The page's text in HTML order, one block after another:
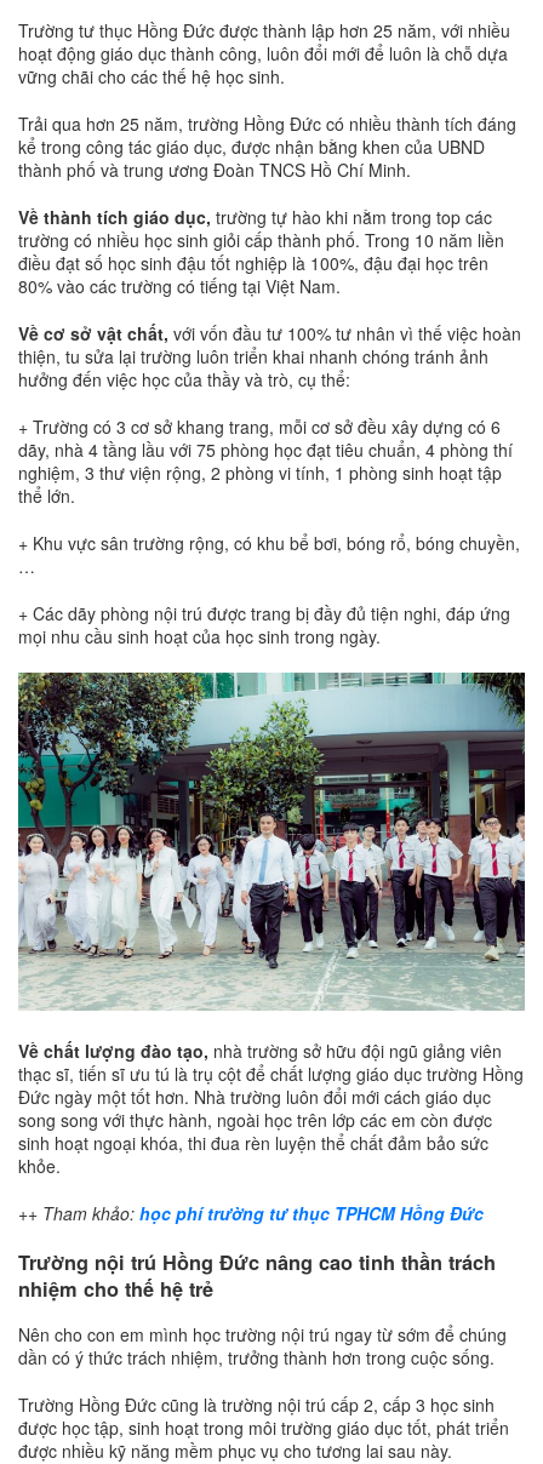
Trường tư thục Hồng Đức được thành lập hơn 25 năm, với nhiều
hoạt động giáo dục thành công, luôn đổi mới để luôn là chỗ dựa
vững chãi cho các thế hệ học sinh.
Trải qua hơn 25 năm, trường Hồng Đức có nhiều thành tích đáng
kể trong công tác giáo dục, được nhận bằng khen của UBND
thành phố và trung ương Đoàn TNCS Hồ Chí Minh.
Về thành tích giáo dục, trường tự hào khi nằm trong top các
trường có nhiều học sinh giỏi cấp thành phố. Trong 10 năm liền
điều đạt số học sinh đậu tốt nghiệp là 100%, đậu đại học trên
80% vào các trường có tiếng tại Việt Nam.
Về cơ sở vật chất, với vốn đầu tư 100% tư nhân vì thế việc hoàn
thiện, tu sửa lại trường luôn triển khai nhanh chóng tránh ảnh
hưởng đến việc học của thầy và trò, cụ thể:
+ Trường có 3 cơ sở khang trang, mỗi cơ sở đều xây dựng có 6
dãy, nhà 4 tầng lầu với 75 phòng học đạt tiêu chuẩn, 4 phòng thí
nghiệm, 3 thư viện rộng, 2 phòng vi tính, 1 phòng sinh hoạt tập
thể lớn.
+ Khu vực sân trường rộng, có khu bể bơi, bóng rổ, bóng chuyền,
…
+ Các dãy phòng nội trú được trang bị đầy đủ tiện nghi, đáp ứng
mọi nhu cầu sinh hoạt của học sinh trong ngày.
Về chất lượng đào tạo, nhà trường sở hữu đội ngũ giảng viên
thạc sĩ, tiến sĩ ưu tú là trụ cột để chất lượng giáo dục trường Hồng
Đức ngày một tốt hơn. Nhà trường luôn đổi mới cách giáo dục
song song với thực hành, ngoài học trên lớp các em còn được
sinh hoạt ngoại khóa, thi đua rèn luyện thể chất đảm bảo sức
khỏe.
++ Tham khảo: học phí trường tư thục TPHCM Hồng Đức
Trường nội trú Hồng Đức nâng cao tinh thần trách
nhiệm cho thế hệ trẻ
Nên cho con em mình học trường nội trú ngay từ sớm để chúng
dần có ý thức trách nhiệm, trưởng thành hơn trong cuộc sống.
Trường Hồng Đức cũng là trường nội trú cấp 2, cấp 3 học sinh
được học tập, sinh hoạt trong môi trường giáo dục tốt, phát triển
được nhiều kỹ năng mềm phục vụ cho tương lai sau này.